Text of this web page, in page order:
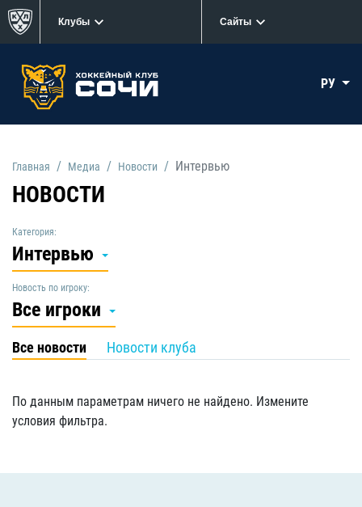
Клубы Сайты
РУ
Главная Медиа Новости Интервью
НОВОСТИ
Категория:
Интервью
Новость по игроку:
Все игроки
Все новости Новости клуба
По данным параметрам ничего не найдено. Измените
условия фильтра.